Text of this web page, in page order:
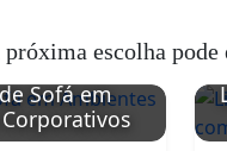
próxima escolha
Sofá em